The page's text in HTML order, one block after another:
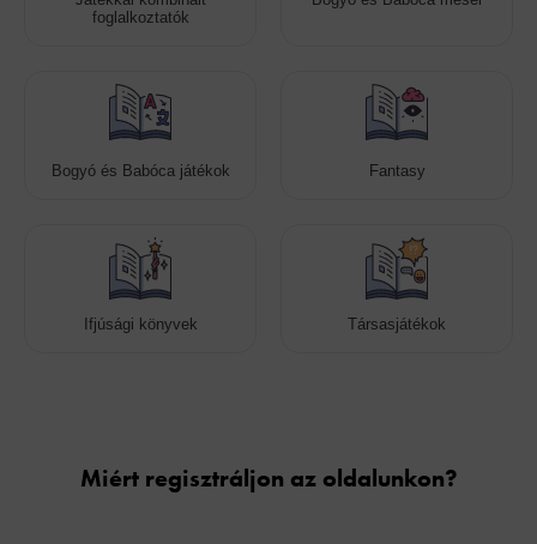
foglalkoztatók
Bogyó és Babóca játékok Fantasy
Ifjúsági könyvek Társasjátékok
Miért regisztráljon az oldalunkon?